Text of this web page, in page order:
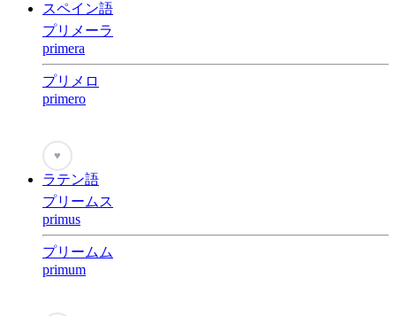
スペイン語
プリメーラ
primera
プリメロ
primero
♥
ラテン語
プリームス
primus
プリームム
primum